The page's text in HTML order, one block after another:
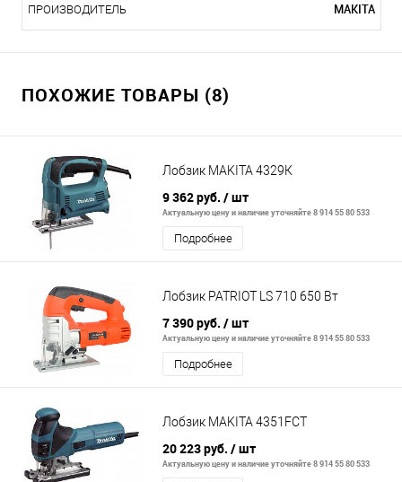
ПРОИЗВОДИТЕЛЬ MAKITA
ПОХОЖИЕ ТОВАРЫ (8)
Лобзик MAKITA 4329К
9 362 руб. / шт
Актуальную цену и наличие уточняйте 8 914 55 80 533
Подробнее
Лобзик PATRIOT LS 710 650 Вт
7 390 руб. / шт
Актуальную цену и наличие уточняйте 8 914 55 80 533
Подробнее
Лобзик MAKITA 4351FCT
20 223 руб. / шт
Актуальную цену и наличие уточняйте 8 914 55 80 533